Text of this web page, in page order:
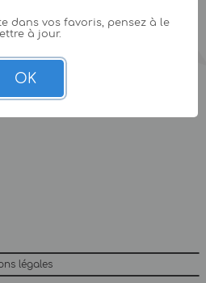
légales
dans vos favoris, pensez à le
à jour.
OK